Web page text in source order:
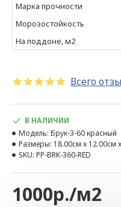
Марка прочности
Морозостойкость
На поддоне, м2
Всего
1000р./м2
В НАЛИЧИИ
Модель: Брук-3-60 красный
Размеры: 18.00см x 12.00см
SKU: PP-BRK-360-RED